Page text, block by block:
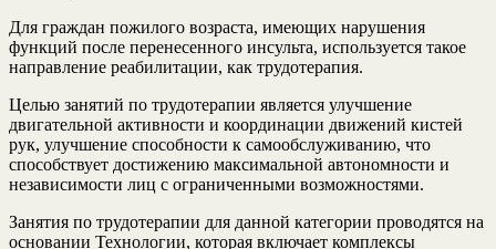
Для граждан пожилого возраста, имеющих нарушения
функций после перенесенного инсульта, используется такое
направление реабилитации, как трудотерапия.
Целью занятий по трудотерапии является улучшение
двигательной активности и координации движений кистей
рук, улучшение способности к самообслуживанию, что
способствует достижению максимальной автономности и
независимости лиц с ограниченными возможностями.
Занятия по трудотерапии для данной категории проводятся на
основании Технологии, которая включает комплексы